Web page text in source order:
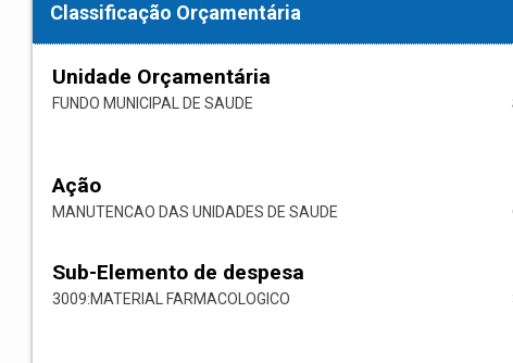
Classificação Orçamentária
Unidade Orçamentária
FUNDO MUNICIPAL DE SAUDE
Ação
MANUTENCAO DAS UNIDADES DE SAUDE
Sub-Elemento de despesa
3009:MATERIAL FARMACOLOGICO